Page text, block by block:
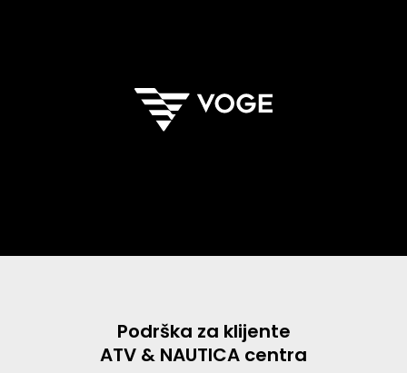
Podrška za klijente
ATV & NAUTICA centra